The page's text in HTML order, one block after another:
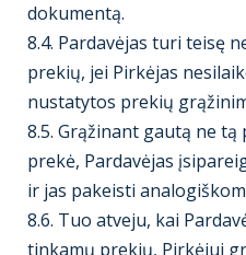
dokumentą.
8.4. Pardavėjas turi teisę
prekių, jei Pirkėjas
nustatytos prekių
8.5. Grąžinant gautą ne
prekė, Pardavėjas
ir jas pakeisti
8.6. Tuo atveju, kai
tinkamų prekių, Pirkėjui